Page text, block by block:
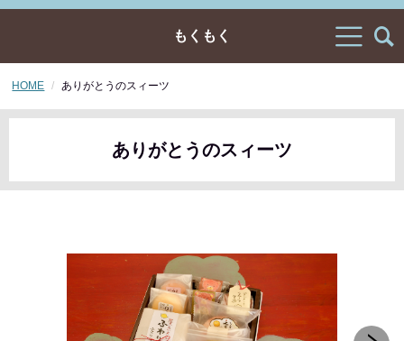
もくもく
HOME ありがとうのスィーツ
ありがとうのスィーツ